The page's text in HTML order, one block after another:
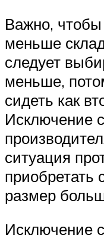
Важно,
меньше
следует
меньше,
сидеть как
Исключение
ситуация
приобретать
размер
Исключение